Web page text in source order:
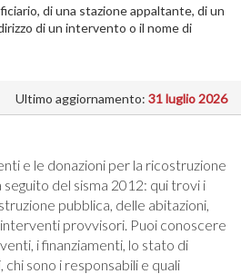
di una stazione appaltante, di un
di un intervento o il nome di
Ultimo aggiornamento: 31 luglio 2026
e le donazioni per la ricostruzione
seguito del sisma 2012: qui trovi i
pubblica, delle abitazioni,
provvisori. Puoi conoscere
i finanziamenti, lo stato di
sono i responsabili e quali